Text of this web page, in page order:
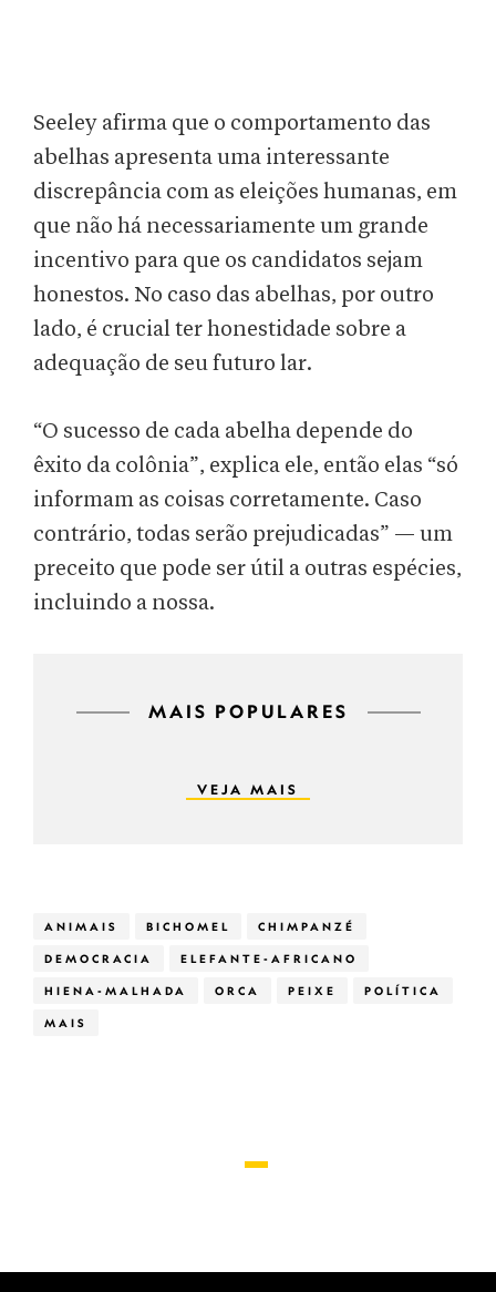
Seeley afirma que o comportamento das
abelhas apresenta uma interessante
discrepância com as eleições humanas, em
que não há necessariamente um grande
incentivo para que os candidatos sejam
honestos. No caso das abelhas, por outro
lado, é crucial ter honestidade sobre a
adequação de seu futuro lar.
“O sucesso de cada abelha depende do
êxito da colônia”, explica ele, então elas “só
informam as coisas corretamente. Caso
contrário, todas serão prejudicadas” — um
preceito que pode ser útil a outras espécies,
incluindo a nossa.
MAIS POPULARES
VEJA MAIS
ANIMAIS BICHOMEL CHIMPANZÉ
DEMOCRACIA ELEFANTE-AFRICANO
HIENA-MALHADA ORCA PEIXE POLÍTICA
MAIS